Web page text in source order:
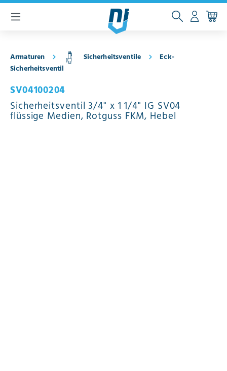
springen
Armaturen Sicherheitsventile
Eck-
Sicherheitsventil
SV04100204
Sicherheitsventil 3/4" x 1 1/4" IG SV04
flüssige Medien, Rotguss FKM, Hebel